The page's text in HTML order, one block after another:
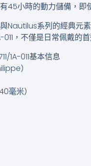
45小時的動力儲備，即
Nautilus系列的經典元
011，不僅是日常佩戴
1A-011基本信息
）
毫米）